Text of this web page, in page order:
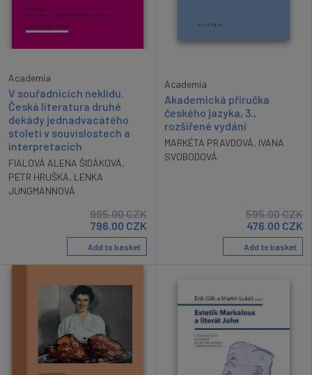
Academia
V souřadnicích neklidu.
Česká literatura druhé
dekády jednadvacátého
století v souvislostech a
interpretacích
FIALOVÁ ALENA ŠIDÁKOVÁ,
PETR HRUŠKA, LENKA
JUNGMANNOVÁ
995.00CZK
796.00 CZK
Add to basket
Academia
Akademická příručka
českého jazyka, 3.,
rozšířené vydání
MARKÉTA PRAVDOVÁ, IVANA
SVOBODOVÁ
595.00CZK
476.00 CZK
Add to basket